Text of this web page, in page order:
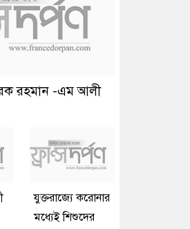
রহমান -এম আলী
যুক্তরাজ্যে করোনার
মধ্যেই শিশুদের